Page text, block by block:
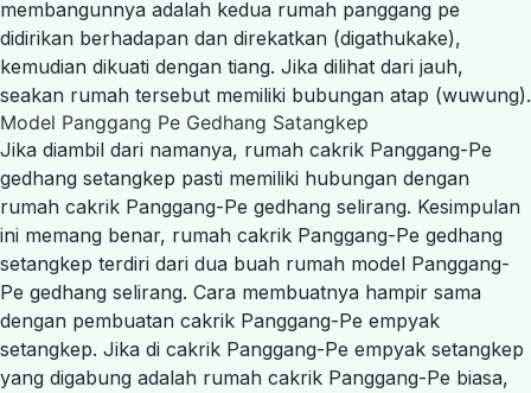
membangunnya adalah kedua rumah panggang pe
didirikan berhadapan dan direkatkan (digathukake),
kemudian dikuati dengan tiang. Jika dilihat dari jauh,
seakan rumah tersebut memiliki bubungan atap (wuwung).
Model Panggang Pe Gedhang Satangkep
Jika diambil dari namanya, rumah cakrik Panggang-Pe
gedhang setangkep pasti memiliki hubungan dengan
rumah cakrik Panggang-Pe gedhang selirang. Kesimpulan
ini memang benar, rumah cakrik Panggang-Pe gedhang
setangkep terdiri dari dua buah rumah model Panggang-
Pe gedhang selirang. Cara membuatnya hampir sama
dengan pembuatan cakrik Panggang-Pe empyak
setangkep. Jika di cakrik Panggang-Pe empyak setangkep
yang digabung adalah rumah cakrik Panggang-Pe biasa,